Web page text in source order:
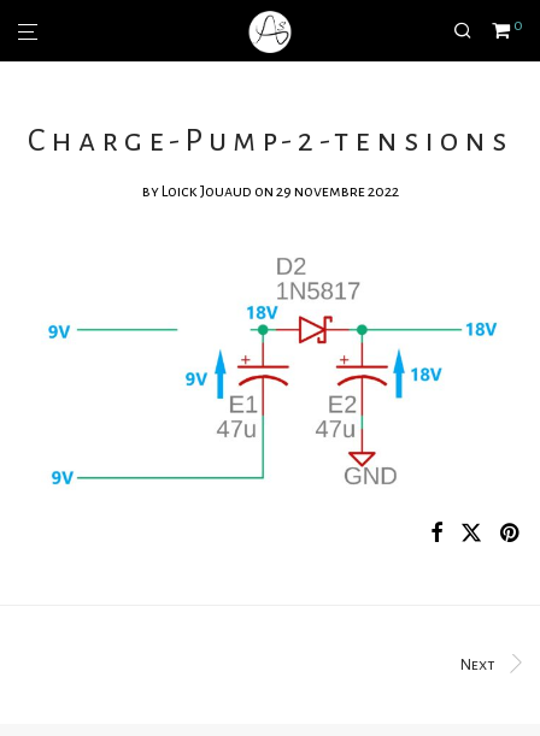
0
Charge-Pump-2-tensions
by Loick Jouaud on 29 novembre 2022
Next